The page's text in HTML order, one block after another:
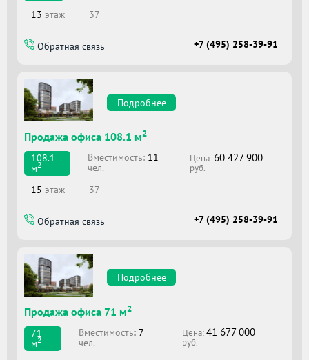
13 этаж 37
Обратная связь +7 (495) 258-39-91
Подробнее
Продажа офиса 108.1 м2
108.1
м2
Вместимоcть: 11
чел.
Цена: 60 427 900
руб.
15 этаж 37
Обратная связь +7 (495) 258-39-91
Подробнее
Продажа офиса 71 м2
71
м2
Вместимоcть: 7
чел.
Цена:41 677 000
руб.